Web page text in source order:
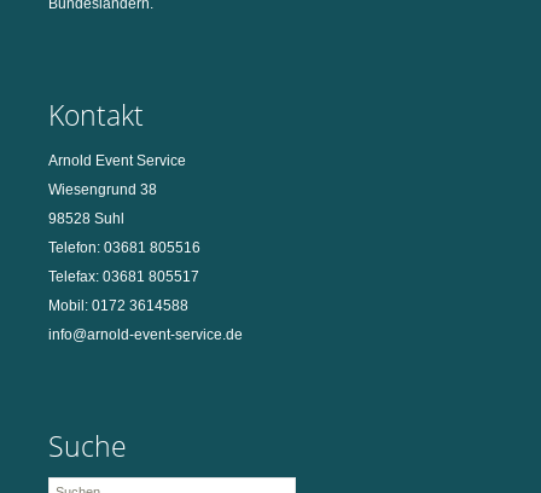
Bundesländern.
Kontakt
Arnold Event Service
Wiesengrund 38
98528 Suhl
Telefon: 03681 805516
Telefax: 03681 805517
Mobil: 0172 3614588
info@arnold-event-service.de
Suche